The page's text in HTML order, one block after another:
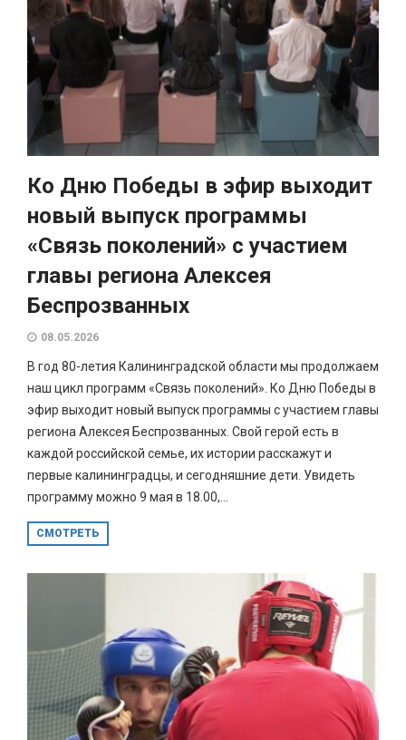
Ко Дню Победы в эфир выходит
новый выпуск программы
«Связь поколений» с участием
главы региона Алексея
Беспрозванных
08.05.2026
В год 80-летия Калининградской области мы продолжаем
наш цикл программ «Связь поколений». Ко Дню Победы в
эфир выходит новый выпуск программы с участием главы
региона Алексея Беспрозванных. Свой герой есть в
каждой российской семье, их истории расскажут и
первые калининградцы, и сегодняшние дети. Увидеть
программу можно 9 мая в 18.00,...
СМОТРЕТЬ